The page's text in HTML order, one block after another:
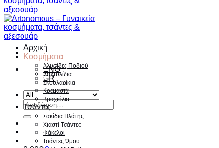
ENG
GR
Αναζήτηση
για:
Αρχική
Κοσμήματα
Αλυσίδες Ποδιού
Δαχτυλίδια
Σκουλαρίκια
Κρεμαστά
Βραχιόλια
Τσάντες
Σακίδια Πλάτης
Χιαστί Τσάντες
Φάκελοι
Τσάντες Ώμου